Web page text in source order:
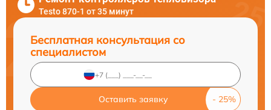
Testo 870-1 от 35 минут
Бесплатная консультация со
специалистом
Оставить заявку